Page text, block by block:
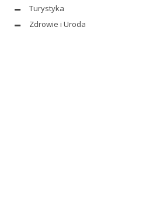
Turystyka
Zdrowie i Uroda